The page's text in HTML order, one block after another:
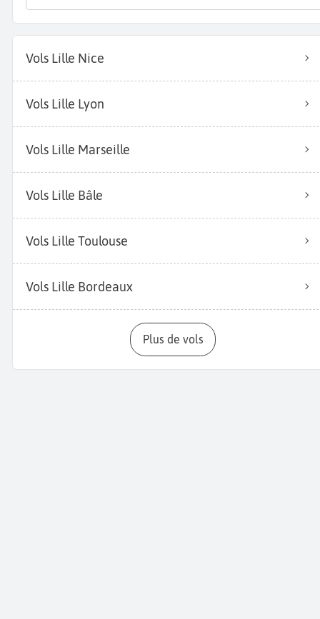
Vols Lille Nice
Vols Lille Lyon
Vols Lille Marseille
Vols Lille Bâle
Vols Lille Toulouse
Vols Lille Bordeaux
Plus de vols